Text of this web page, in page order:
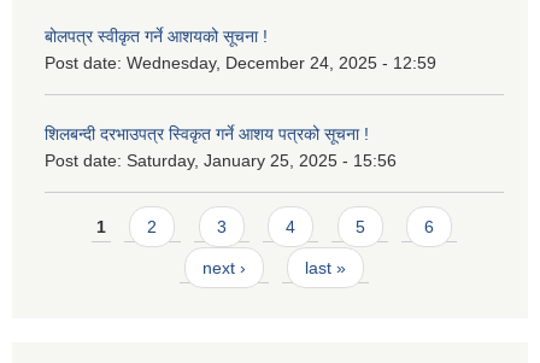
बोलपत्र स्वीकृत गर्ने आशयको सूचना !
Post date: Wednesday, December 24, 2025 - 12:59
शिलबन्दी दरभाउपत्र स्विकृत गर्ने आशय पत्रको सूचना !
Post date: Saturday, January 25, 2025 - 15:56
Pages
1 2 3 4 5 6
next › last »